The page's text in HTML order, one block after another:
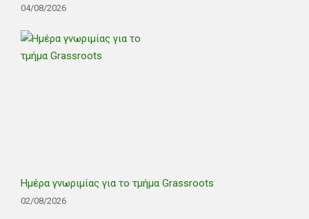
04/08/2026
Ημέρα γνωριμίας για το τμήμα Grassroots
02/08/2026